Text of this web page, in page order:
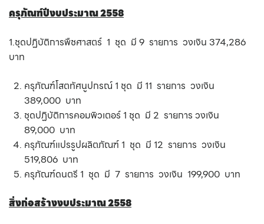
ครุภัณฑ์ปีงบประมาณ 2558
1.ชุดปฏิบัติการพืชศาสตร์ 1 ชุด มี 9 รายการ วงเงิน 374,286
บาท
ครุภัณฑ์โสตทัศนูปกรณ์ 1 ชุด มี 11 รายการ วงเงิน
389,000 บาท
ชุดปฏิบัติการคอมพิวเตอร์ 1 ชุด มี 2 รายการ วงเงิน
89,000 บาท
ครุภัณฑ์แปรรูปผลิตภัณฑ์ 1 ชุด มี 12 รายการ วงเงิน
519,806 บาท
ครุภัณฑ์ดนตรี 1 ชุด มี 7 รายการ วงเงิน 199,900 บาท
สิ่งก่อสร้างงบประมาณ 2558